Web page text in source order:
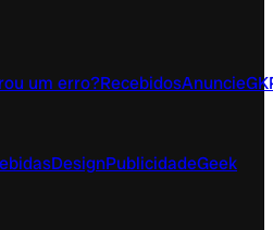
um erro?RecebidosAnuncie
DesignPublicidadeGeek